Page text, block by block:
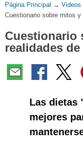
Usted
está
Página Principal → Videos
Cuestionario sobre mitos
Cuestionario
realidades
Las dietas
mejores